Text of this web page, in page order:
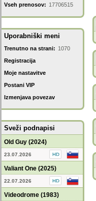
Vseh prenosov: 17706515
Uporabniški meni
Trenutno na strani: 1070
Registracija
Moje nastavitve
Postani VIP
Izmenjava povezav
Sveži podnapisi
Old Guy (2024)
23.07.2026
Valiant One (2025)
22.07.2026
Videodrome (1983)